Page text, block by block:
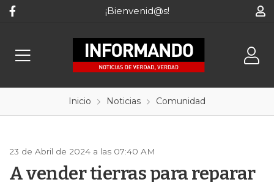
¡Bienvenid@s!
Inicio Noticias Comunidad
23 de Abril de 2024 a las 07:40 AM
A vender tierras para reparar